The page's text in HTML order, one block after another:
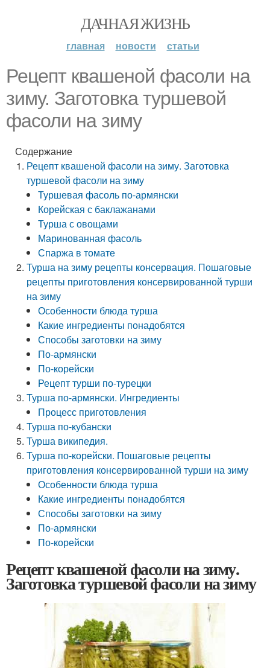
ДАЧНАЯ ЖИЗНЬ
главная новости статьи
Рецепт квашеной фасоли на
зиму. Заготовка туршевой
фасоли на зиму
Содержание
Рецепт квашеной фасоли на зиму. Заготовка
туршевой фасоли на зиму
Туршевая фасоль по-армянски
Корейская с баклажанами
Турша с овощами
Маринованная фасоль
Спаржа в томате
Турша на зиму рецепты консервация. Пошаговые
рецепты приготовления консервированной турши
на зиму
Особенности блюда турша
Какие ингредиенты понадобятся
Способы заготовки на зиму
По-армянски
По-корейски
Рецепт турши по-турецки
Турша по-армянски. Ингредиенты
Процесс приготовления
Турша по-кубански
Турша википедия.
Турша по-корейски. Пошаговые рецепты
приготовления консервированной турши на зиму
Особенности блюда турша
Какие ингредиенты понадобятся
Способы заготовки на зиму
По-армянски
По-корейски
Рецепт квашеной фасоли на зиму.
Заготовка туршевой фасоли на зиму